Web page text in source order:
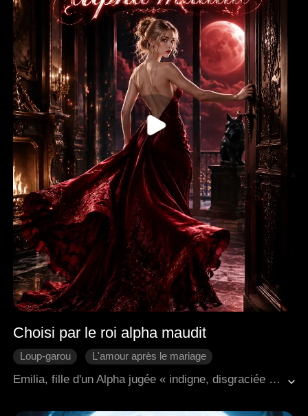
Choisi par le roi alpha maudit
Loup-garou
L'amour après le mariage
Fantaisie Occidentale RunBump
Emilia, fille d'un Alpha jugée « indigne, disgraciée et sans loup », est rétrogradée au rang d'Omega, le rang le plus bas, et envoyée au Roi Maudit, Maximus, un homme auprès de qui les femmes périssent dans ses bras. Contre toute attente, Emilia survit à leur première rencontre, parvenant même à apaiser la bête féroce et enchaînée de Maximus. Plus tard, elle est sauvagement attaquée et poignardée par d'autres Omegas, mais guérit instantanément de façon miraculeuse, un miracle qui laisse le Roi perplexe. Désespéré d'avoir un héritier et intrigué par l'effet unique qu'elle a sur sa malédiction, Maximus lui propose un marché : lui appartenir, lui donner un fils, et en échange, il lui rendra sa liberté. Emilia refuse avec défi, préparant son évasion dans les trois jours qu'il lui impose, résolue à ne jamais devenir sienne. Malgré sa résistance, Maximus, convaincu qu'elle est peut-être son ultime espoir, est résolu à la revendiquer.